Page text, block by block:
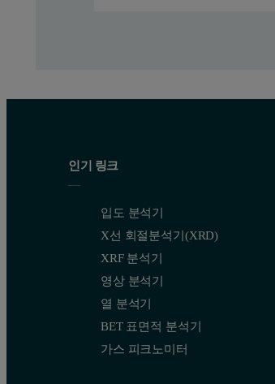
인기 링크
입도 분석기
X선 회절분석기(XRD)
XRF 분석기
영상 분석기
열 분석기
BET 표면적 분석기
가스 피크노미터